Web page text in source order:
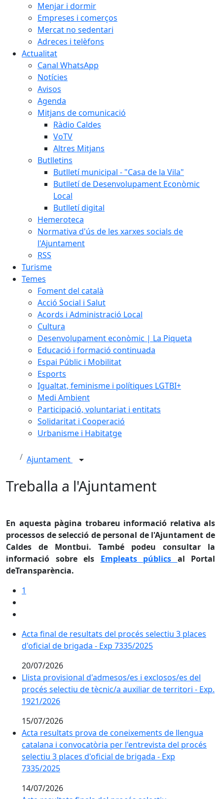
Menjar i dormir
Empreses i comerços
Mercat no sedentari
Adreces i telèfons
Actualitat
Canal WhatsApp
Notícies
Avisos
Agenda
Mitjans de comunicació
Ràdio Caldes
VoTV
Altres Mitjans
Butlletins
Butlletí municipal - "Casa de la Vila"
Butlletí de Desenvolupament Econòmic
Local
Butlletí digital
Hemeroteca
Normativa d'ús de les xarxes socials de
l'Ajuntament
RSS
Turisme
Temes
Foment del català
Acció Social i Salut
Acords i Administració Local
Cultura
Desenvolupament econòmic | La Piqueta
Educació i formació continuada
Espai Públic i Mobilitat
Esports
Igualtat, feminisme i polítiques LGTBI+
Medi Ambient
Participació, voluntariat i entitats
Solidaritat i Cooperació
Urbanisme i Habitatge
Ajuntament
Treballa a l'Ajuntament
En aquesta pàgina trobareu informació relativa als
processos de selecció de personal de l'Ajuntament de
Caldes de Montbui. També podeu consultar la
informació sobre els Empleats públics al Portal
deTransparència.
1
Acta final de resultats del procés selectiu 3 places
Acta final de resultats del procés selectiu 3 places
d'oficial de brigada - Exp 7335/2025
20/07/2026
Llista provisional d'admesos/es i exclosos/es del
Llista provisional d'admesos/es i exclosos/es del
procés selectiu de tècnic/a auxiliar de territori - Exp.
1921/2026
15/07/2026
Acta resultats prova de coneixements de llengua
Acta resultats prova de coneixements de llengua
catalana i convocatòria per l'entrevista del procés
selectiu 3 places d'oficial de brigada - Exp
7335/2025
14/07/2026